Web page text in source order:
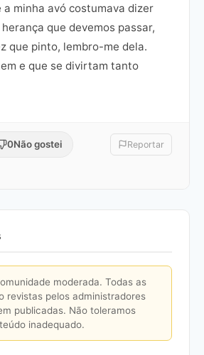
a minha avó costumava dizer
que devemos passar,
que pinto, lembro-me dela.
e que se divirtam tanto
0Não gostei Reportar
moderada. Todas as
revistas pelos administradores
publicadas. Não toleramos
inadequado.